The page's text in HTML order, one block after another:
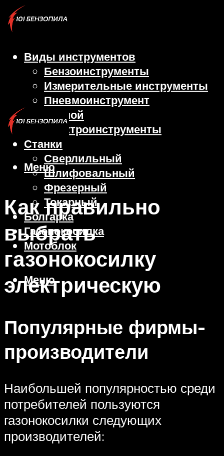
Виды инструментов
Бензоинструменты
Измерительные инструменты
Пневмоинструмент
Ручной
Электроинструменты
Станки
Сверлильный
Шлифовальный
Фрезерный
Токарный
Болгарка
Газонокосилка
Мотоблок
Меню
Меню
Как правильно
выбрать
газонокосилку
электрическую
Популярные фирмы-
производители
Наибольшей популярностью среди
потребителей пользуются
газонокосилки следующих
производителей: